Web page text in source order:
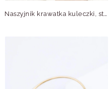
Naszyjnik krawatka kuleczki, stal pozłacana S314468Z00